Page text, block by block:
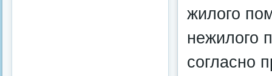
жилого
нежилого
согласно